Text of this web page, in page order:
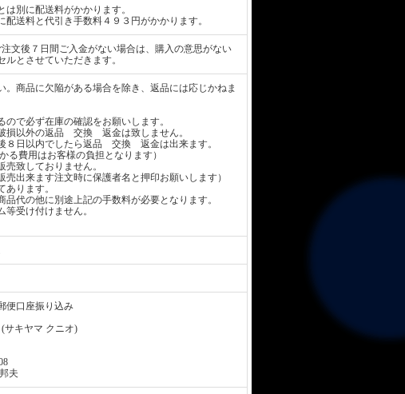
別に配送料がかかります。
配送料と代引き手数料４９３円がかかります。
文後７日間ご入金がない場合は、購入の意思がない
とさせていただきます。
。商品に欠陥がある場合を除き、返品には応じかねま
で必ず在庫の確認をお願いします。
損以外の返品 交換 返金は致しません。
日以内でしたら返品 交換 返金は出来ます。
費用はお客様の負担となります）
売致しておりません。
出来ます注文時に保護者名と押印お願いします）
ります。
品代の他に別途上記の手数料が必要となります。
等受け付けません。
便口座振り込み
サキヤマ クニオ)
夫